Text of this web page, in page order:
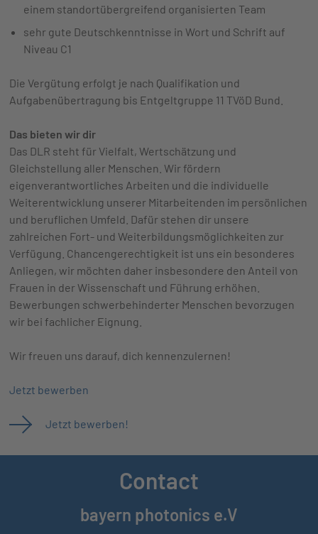
einem standortübergreifend organisierten Team
sehr gute Deutschkenntnisse in Wort und Schrift auf
Niveau C1
Die Vergütung erfolgt je nach Qualifikation und
Aufgabenübertragung bis Entgeltgruppe 11 TVöD Bund.
Das bieten wir dir
Das DLR steht für Vielfalt, Wertschätzung und
Gleichstellung aller Menschen. Wir fördern
eigenverantwortliches Arbeiten und die individuelle
Weiterentwicklung unserer Mitarbeitenden im persönlichen
und beruflichen Umfeld. Dafür stehen dir unsere
zahlreichen Fort- und Weiterbildungsmöglichkeiten zur
Verfügung. Chancengerechtigkeit ist uns ein besonderes
Anliegen, wir möchten daher insbesondere den Anteil von
Frauen in der Wissenschaft und Führung erhöhen.
Bewerbungen schwerbehinderter Menschen bevorzugen
wir bei fachlicher Eignung.
Wir freuen uns darauf, dich kennenzulernen!
Jetzt bewerben
Jetzt bewerben!
Contact
bayern photonics e.V